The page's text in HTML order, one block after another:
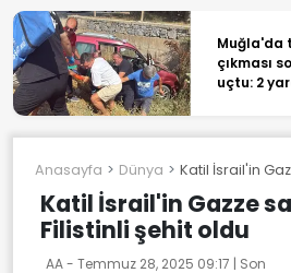
Muğla'da
çıkması
uçtu: 2
Anasayfa Dünya Katil İsrail'in
Katil İsrail'in Gazze
Filistinli şehit oldu
AA - Temmuz 28, 2025 09:17 | Son